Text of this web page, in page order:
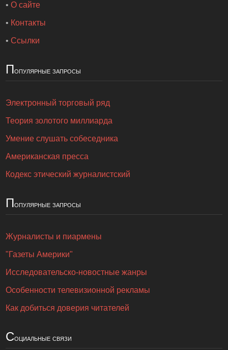
•О сайте
• Контакты
•Ссылки
Популярные запросы
Электронный торговый ряд
Теория золотого миллиарда
Умение слушать собеседника
Американская пресса
Кодекс этический журналистский
Популярные запросы
Журналисты и пиармены
"Газеты Америки"
Исследовательско-новостные жанры
Особенности телевизионной рекламы
Как добиться доверия читателей
Социальные связи